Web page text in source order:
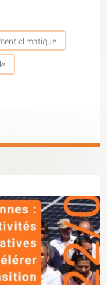
climatique